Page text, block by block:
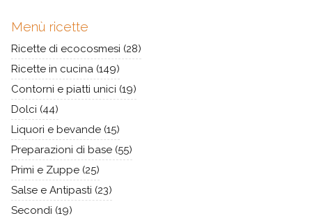
Menù ricette
Ricette di ecocosmesi (28)
Ricette in cucina (149)
Contorni e piatti unici (19)
Dolci (44)
Liquori e bevande (15)
Preparazioni di base (55)
Primi e Zuppe (25)
Salse e Antipasti (23)
Secondi (19)